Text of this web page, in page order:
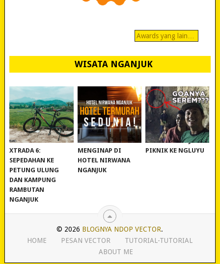
Awards yang lain…
WISATA NGANJUK
REVIEW POLYGON
XTRADA 6:
SEPEDAHAN KE
PETUNG ULUNG
DAN KAMPUNG
RAMBUTAN
NGANJUK
MURAH BANGET!
MENGINAP DI
HOTEL NIRWANA
NGANJUK
WISATA NGANJUK:
PIKNIK KE NGLUYU
© 2026 BLOGNYA NDOP VECTOR.
HOME
PESAN VECTOR
TUTORIAL-TUTORIAL
ABOUT ME